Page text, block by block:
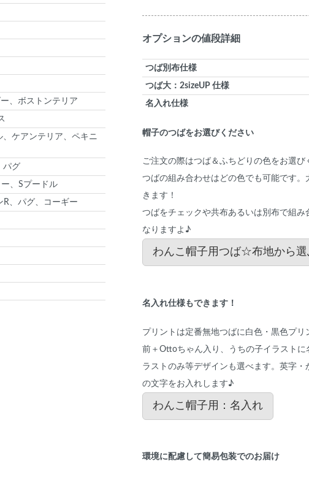
オプションの値段詳細
つば別布仕様
つば大：2sizeUP 仕様
名入れ仕様
帽子のつばをお選びください
ご注文の際はつば＆ふちどりの色をお選び
つばの組み合わせはどの色でも可能です。
きます！
つばをチェックや共布あるいは別布で組み
なりますよ♪
わんこ帽子用つば☆布地から選
名入れ仕様もできます！
プリントは定番無地つばに白色・黒色プリ
前＋Ottoちゃん入り、うちの子イラストに
ラストのみ等デザインも選べます。英字・
の文字をお入れします♪
わんこ帽子用：名入れ
環境に配慮して簡易包装でのお届け
、ボストンテリア
ケアンテリア、ペキニ
パグ
、Sプードル
R、パグ、コーギー